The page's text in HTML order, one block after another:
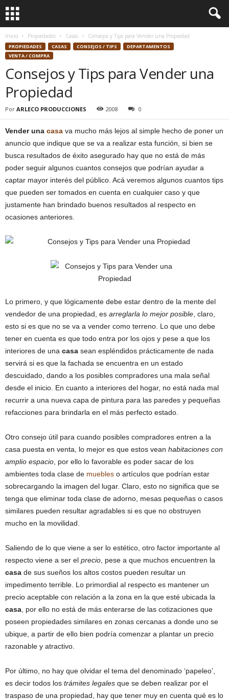
Inicio Propiedades Casas Consejos y Tips para Vender una Propiedad
PROPIEDADES CASAS CONSEJOS / TIPS
DEPARTAMENTOS
VENTA / COMPRA
Consejos y Tips para Vender una
Propiedad
Por ARLECO PRODUCCIONES 2008 0
Vender una casa va mucho más lejos al simple hecho de poner un
anuncio que indique que se va a realizar esta función, si bien se
busca resultados de éxito asegurado hay que no está de más
poder seguir algunos cuantos consejos que podrían ayudar a
captar mayor interés del público. Acá veremos algunos cuantos tips
que pueden ser tomados en cuenta en cualquier caso y que
justamente han brindado buenos resultados al respecto en
ocasiones anteriores.
Lo primero, y que lógicamente debe estar dentro de la mente del
vendedor de una propiedad, es arreglarla lo mejor posible , claro,
esto si es que no se va a vender como terreno. Lo que uno debe
tener en cuenta es que todo entra por los ojos y pese a que los
interiores de una casa sean espléndidos prácticamente de nada
servirá si es que la fachada se encuentra en un estado
descuidado, dando a los posibles compradores una mala señal
desde el inicio. En cuanto a interiores del hogar, no está nada mal
recurrir a una nueva capa de pintura para las paredes y pequeñas
refacciones para brindarla en el más perfecto estado.
Otro consejo útil para cuando posibles compradores entren a la
casa puesta en venta, lo mejor es que estos vean habitaciones con
amplio espacio , por ello lo favorable es poder sacar de los
ambientes toda clase de muebles o artículos que podrían estar
sobrecargando la imagen del lugar. Claro, esto no significa que se
tenga que eliminar toda clase de adorno, mesas pequeñas o casos
similares pueden resultar agradables si es que no obstruyen
mucho en la movilidad.
Saliendo de lo que viene a ser lo estético, otro factor importante al
respecto viene a ser el precio , pese a que muchos encuentren la
casa de sus sueños los altos costos pueden resultar un
impedimento terrible. Lo primordial al respecto es mantener un
precio aceptable con relación a la zona en la que esté ubicada la
casa , por ello no está de más enterarse de las cotizaciones que
poseen propiedades similares en zonas cercanas a donde uno se
ubique, a partir de ello bien podría comenzar a plantar un precio
razonable y atractivo.
Por último, no hay que olvidar el tema del denominado ‘papeleo’,
es decir todos los trámites legales que se deben realizar por el
traspaso de una propiedad, hay que tener muy en cuenta qué es lo